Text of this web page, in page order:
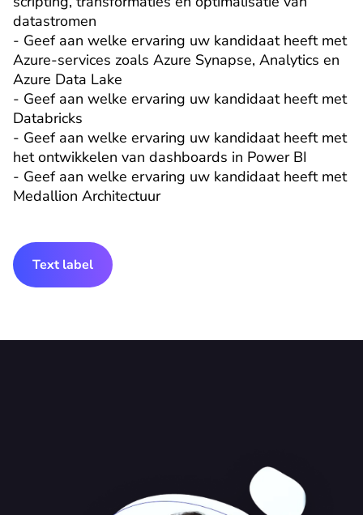
datastromen
- Geef aan welke ervaring uw kandidaat heeft met
Azure-services zoals Azure Synapse, Analytics en
Azure Data Lake
- Geef aan welke ervaring uw kandidaat heeft met
Databricks
- Geef aan welke ervaring uw kandidaat heeft met
het ontwikkelen van dashboards in Power BI
- Geef aan welke ervaring uw kandidaat heeft met
Medallion Architectuur
Text label